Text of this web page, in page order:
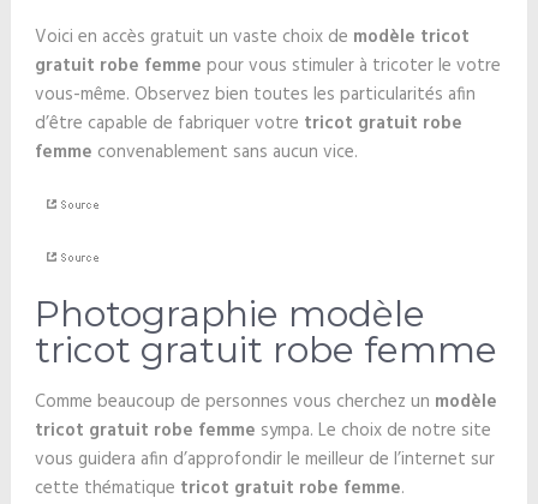
Voici en accès gratuit un vaste choix de modèle tricot
gratuit robe femme pour vous stimuler à tricoter le votre
vous-même. Observez bien toutes les particularités afin
d’être capable de fabriquer votre tricot gratuit robe
femme convenablement sans aucun vice.
Photographie modèle
tricot gratuit robe femme
Comme beaucoup de personnes vous cherchez un modèle
tricot gratuit robe femme sympa. Le choix de notre site
vous guidera afin d’approfondir le meilleur de l’internet sur
cette thématique tricot gratuit robe femme.